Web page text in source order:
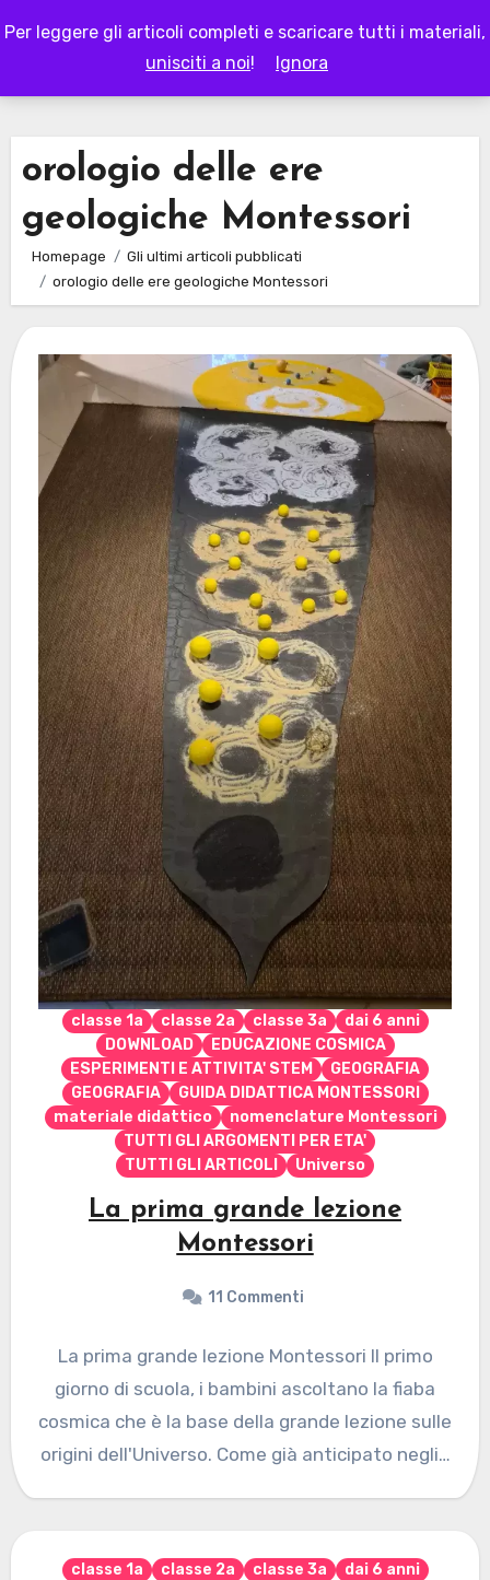
Per leggere gli articoli completi e scaricare tutti i materiali,
unisciti a noi! Ignora
to
LAPAPPADOLCE
orologio delle ere
geologiche Montessori
Homepage
Gli ultimi articoli pubblicati
orologio delle ere geologiche Montessori
classe 1a classe 2a classe 3a
dai 6 anni
DOWNLOAD
EDUCAZIONE COSMICA
ESPERIMENTI E ATTIVITA' STEM
GEOGRAFIA
GEOGRAFIA
GUIDA DIDATTICA MONTESSORI
materiale didattico
nomenclature Montessori
TUTTI GLI ARGOMENTI PER ETA'
TUTTI GLI ARTICOLI
Universo
La prima grande lezione
Montessori
11 Commenti
La prima grande lezione Montessori Il primo
giorno di scuola, i bambini ascoltano la fiaba
cosmica che è la base della grande lezione sulle
origini dell'Universo. Come già anticipato negli…
classe 1a classe 2a classe 3a
dai 6 anni